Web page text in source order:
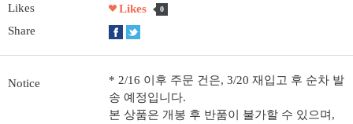
Likes
Likes 0
Share
Notice
* 2/16 이후 주문 건은, 3/20 재입고 후 순차 발
송 예정입니다.
본 상품은 개봉 후 반품이 불가할 수 있으며,